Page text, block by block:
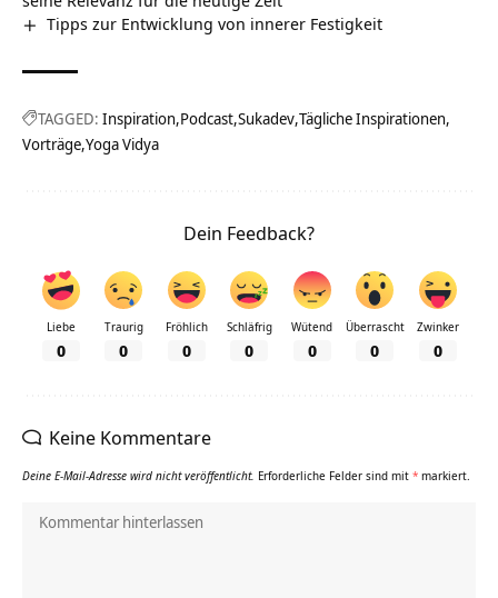
Tipps zur Entwicklung von innerer Festigkeit
TAGGED: Inspiration Podcast Sukadev Tägliche Inspirationen
Vorträge Yoga Vidya
Dein Feedback?
Liebe
0
Traurig
0
Fröhlich
0
Schläfrig
0
Wütend
0
Überrascht
0
Zwinker
0
Keine Kommentare
Deine E-Mail-Adresse wird nicht veröffentlicht. Erforderliche Felder sind mit * markiert.